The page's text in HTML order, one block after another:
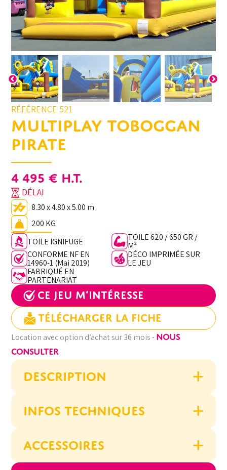
RÉFÉRENCE 521
MULTIPLAY TOBOGGAN
PIRATE
4 495 € H.T.
DÉLAI
8.30 x 4.80 x 5.00 m
200 KG
TOILE IGNIFUGE
TOILE 620 / 650 GR /
M²
CONFORME NF EN
14960-1 (Mai 2019)
DÉCO IMPRIMÉE SUR
LE JEU
FABRIQUÉ EN
PARTENARIAT
Ce jeu m’intéresse
Télécharger la fiche
Location avec option d’achat sur 36 mois -NOUS
CONSULTER
DESCRIPTION
INFOS TECHNIQUES
ACCESSOIRES